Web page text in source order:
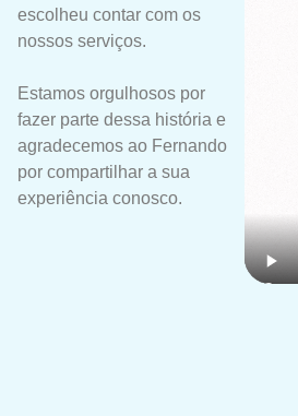
escolheu contar com os
nossos serviços.
Estamos orgulhosos por
fazer parte dessa história e
agradecemos ao Fernando
por compartilhar a sua
experiência conosco.